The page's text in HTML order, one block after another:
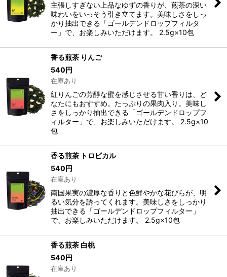
主張しすぎない上品なゆずの香りが、煎茶の深い
味わいをいっそう引き立てます。美味しさをしっ
かり抽出できる「ゴールデンドロップフィルタ
ー」で、お楽しみいただけます。 2.5g×10包
香る煎茶 りんご
540円
在庫あり
紅りんごの芳醇な蜜を感じさせる甘い香りは、ど
なたにもおすすめ。たっぷりの果肉入り。美味し
さをしっかり抽出できる「ゴールデンドロップフ
ィルター」で、お楽しみいただけます。 2.5g×10
包
香る煎茶 トロピカル
540円
在庫あり
南国果実の濃厚な香りと色鮮やかな花びらが、明
るい気分を誘ってくれます。美味しさをしっかり
抽出できる「ゴールデンドロップフィルター」
で、お楽しみいただけます。 2.5g×10包
香る煎茶 白桃
540円
在庫あり